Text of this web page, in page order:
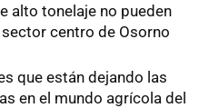
alto tonelaje no pueden
centro de Osorno
que están dejando las
en el mundo agrícola del